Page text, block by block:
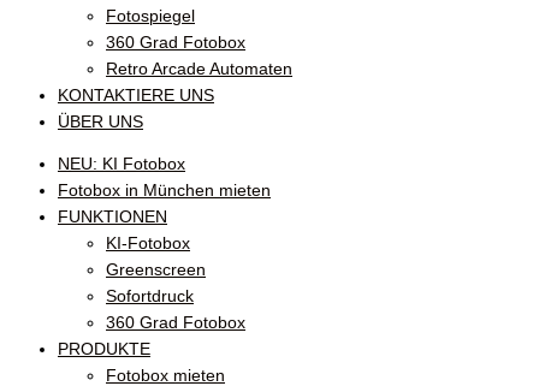
Fotospiegel
360 Grad Fotobox
Retro Arcade Automaten
KONTAKTIERE UNS
ÜBER UNS
NEU: KI Fotobox
Fotobox in München mieten
FUNKTIONEN
KI-Fotobox
Greenscreen
Sofortdruck
360 Grad Fotobox
PRODUKTE
Fotobox mieten